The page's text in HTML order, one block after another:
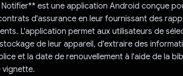
est une application Android conçue
d'assurance en leur fournissant des
L'application permet aux utilisateurs de
de leur appareil, d'extraire des
et la date de renouvellement à l'aide de la
vignette.